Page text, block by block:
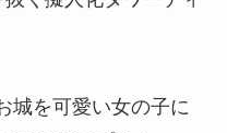
城を可愛い女の子に